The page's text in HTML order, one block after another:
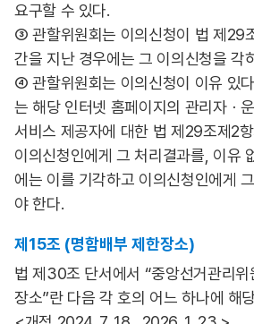
요구할 수 있다.
③ 관할위원회는 이의신청이 법 제29
간을 지난 경우에는 그 이의신청을 각
④ 관할위원회는 이의신청이 이유 있
는 해당 인터넷 홈페이지의 관리자ㆍ
서비스 제공자에 대한 법 제29조제2
이의신청인에게 그 처리결과를, 이유
에는 이를 기각하고 이의신청인에게
야 한다.
제15조 (명함배부 제한장소)
법 제30조 단서에서 “중앙선거관리
장소”란 다음 각 호의 어느 하나에 해